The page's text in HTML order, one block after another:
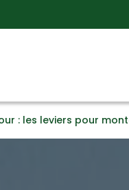
: les leviers pour